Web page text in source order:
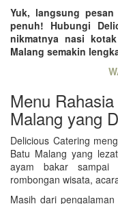
Yuk, langsung
penuh! Hubungi
nikmatnya nasi
Malang semakin
Menu
Malang yang
Delicious Catering
Batu Malang yang
ayam bakar sampai
rombongan wisata,
Masih dari